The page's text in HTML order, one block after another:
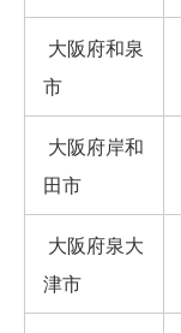
大阪府和泉
市
大阪府岸和
田市
大阪府泉大
津市